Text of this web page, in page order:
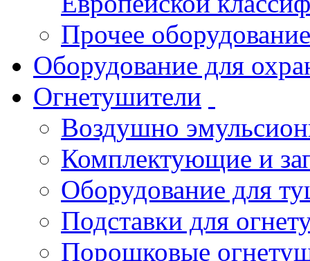
Прочее оборудование
Оборудование для
Огнетушители
Воздушно
Комплектующие и
Оборудование для
Подставки для
Порошковые